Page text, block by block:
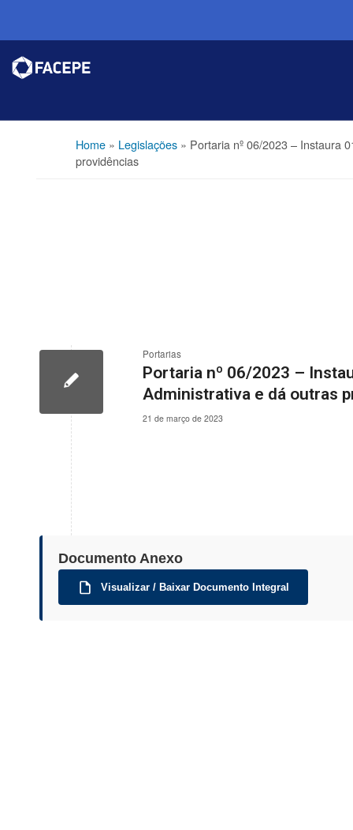
Home» Legislações» Portaria nº 06/2023 – Instaura
providências
Portarias
Portaria nº 06/2023 –
Administrativa e dá outras
21 de março de 2023
Documento Anexo
Visualizar / Baixar Documento Integral